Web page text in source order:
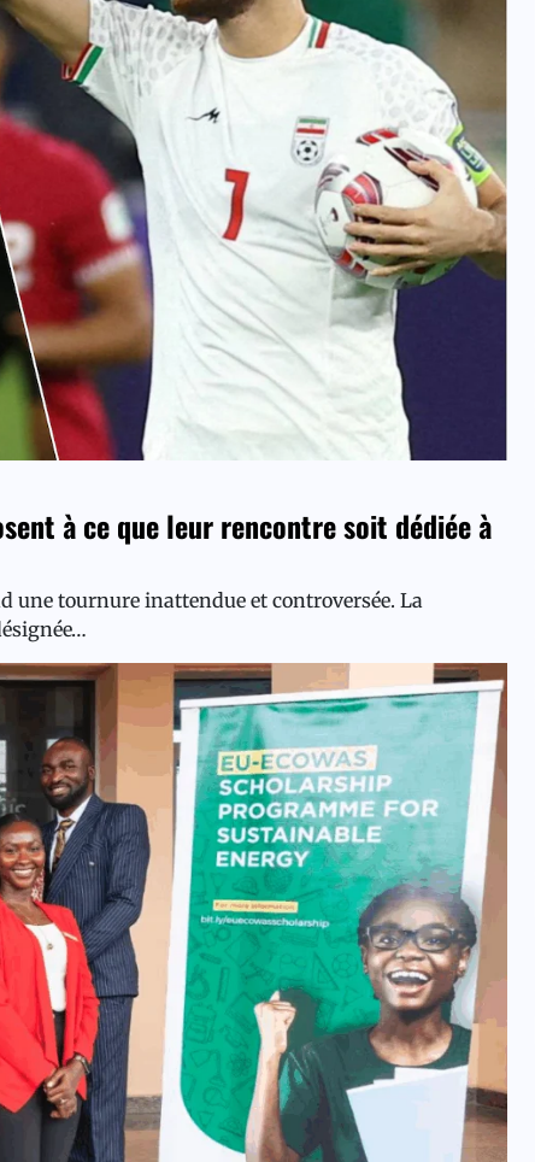
à ce que leur rencontre soit dédiée à
une tournure inattendue et controversée. La